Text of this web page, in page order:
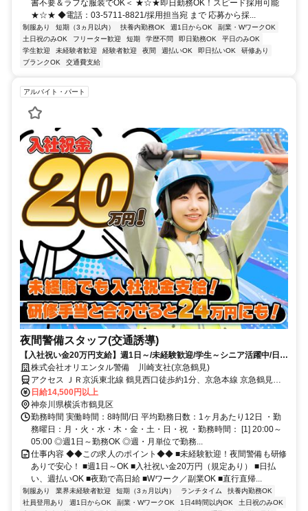
書不要＆ラフな服装でOK＜ ★☆★即日勤務OK！スピード採用可能
★☆★ ◆電話：03-5711-8821/採用担当宛 まで 応募から採...
制服あり 短期（3ヵ月以内） 扶養内勤務OK 週1日からOK
副業・WワークOK
土日祝のみOK
フリーター歓迎 短期 学歴不問 即日勤務OK
平日のみOK
学生歓迎
未経験者歓迎 経験者歓迎 夜間 週払いOK 即日払いOK
研修あり
ブランクOK
交通費支給
アルバイト・パート
夜間警備スタッフ(交通誘導)
【入社祝い金20万円支給】週1日～/未経験歓迎/学生～シニア活躍中/日払
い・週払いOK/履歴書不要！
株式会社オリエンタル警備 川崎支社(京急鶴見)
アクセス ＪＲ京浜東北線 鶴見西口徒歩約1分、京急本線 京急鶴見西
口徒歩約5分、ＪＲ鶴見線 国道徒歩約14分 (面接地/川崎支社)神奈川県
川崎市川崎区小川町１５－１３ 川崎トーセイビル５Ｆ
日給14,500円以上
神奈川県横浜市鶴見区
勤務時間 実働時間：8時間/日 平均勤務日数：1ヶ月あたり12日 ・勤
務曜日：月・火・水・木・金・土・日・祝 ・勤務時間： [1] 20:00～
05:00 ◎週1日～勤務OK ◎週・月単位で勤務...
仕事内容 ◆◆この求人のポイント◆◆ ■未経験歓迎！夜間警備も研修
ありで安心！ ■週1日～OK ■入社祝い金20万円（規定あり） ■日払
い、週払いOK ■夜勤で高日給 ■Wワーク／副業OK ■直行直帰...
制服あり 業界未経験者歓迎 短期（3ヵ月以内） ランチタイム
扶養内勤務OK
社員登用あり
週1日からOK 副業・WワークOK 1日4時間以内OK
土日祝のみOK